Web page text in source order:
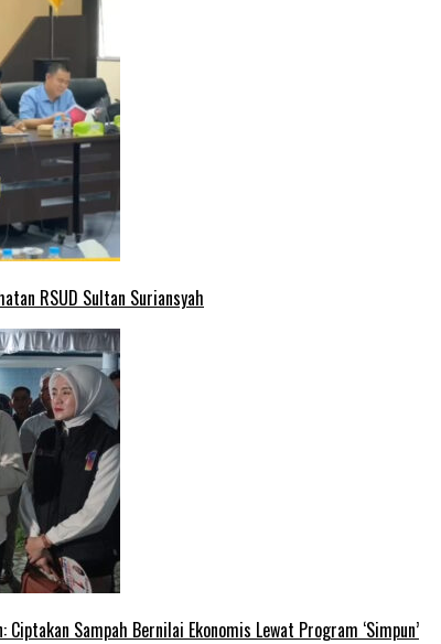
RSUD Sultan Suriansyah
Sampah Bernilai Ekonomis Lewat Program ‘Simpun’